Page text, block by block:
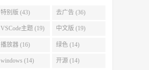
特别版 (43) 去广告 (36)
VSCode主题 (19) 中文版 (19)
播放器 (16) 绿色 (14)
windows (14) 开源 (14)